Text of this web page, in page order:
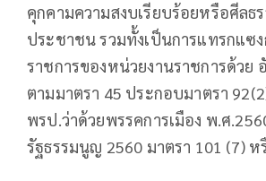
คุกคามความสงบเรียบร้อยหรือศีลธ
ประชาชน รวมทั้งเป็นการแทรกแซ
ราชการของหน่วยงานราชการด้วย
ตามมาตรา 45 ประกอบมาตรา
พรป.ว่าด้วยพรรคการเมือง พ.ศ
รัฐธรรมนูญ 2560 มาตรา 101 (7) ห